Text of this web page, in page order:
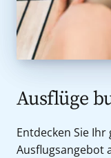
Ausflüge
Entdecken Sie
Ausflugsangebot